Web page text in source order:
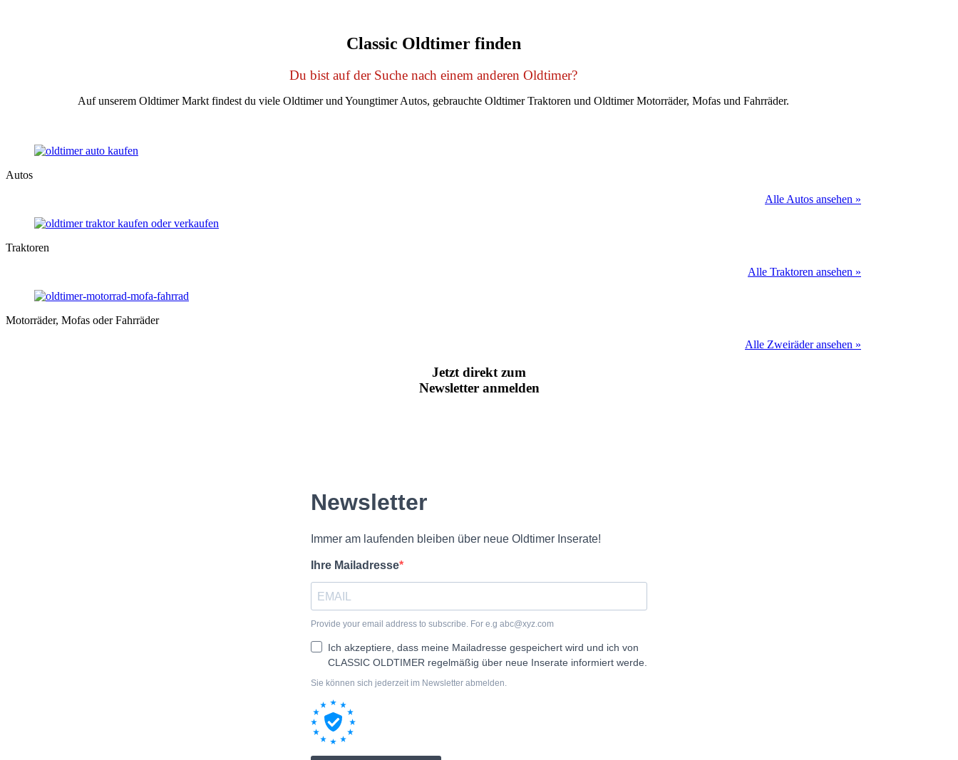
Classic Oldtimer finden
Du bist auf der Suche nach einem anderen Oldtimer?
Auf unserem Oldtimer Markt findest du viele Oldtimer und Youngtimer Autos, gebrauchte Oldtimer Traktoren und Oldtimer Motorräder, Mofas und Fahrräder.
Autos
Alle Autos ansehen »
Traktoren
Alle Traktoren ansehen »
Motorräder, Mofas oder Fahrräder
Alle Zweiräder ansehen »
Jetzt direkt zum
Newsletter anmelden